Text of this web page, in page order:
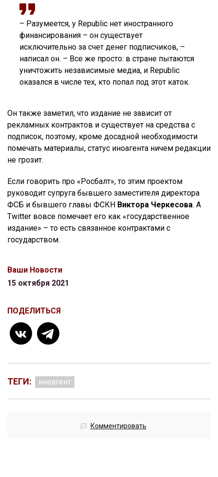
– Разумеется, у Republic нет иностранного
финансирования – он существует
исключительно за счет денег подписчиков, –
написал он. – Все же просто: в стране пытаются
уничтожить независимые медиа, и Republic
оказался в числе тех, кто попал под этот каток.
Он также заметил, что издание не зависит от
рекламных контрактов и существует на средства с
подписок, поэтому, кроме досадной необходимости
помечать материалы, статус иноагента ничем редакции
не грозит.
Если говорить про «Росбалт», то этим проектом
руководит супруга бывшего заместителя директора
ФСБ и бывшего главы ФСКН Виктора Черкесова. А
Twitter вовсе помечает его как «государственное
издание» – то есть связанное контрактами с
государством.
Ваши Новости
15 октября 2021
ПОДЕЛИТЬСЯ
ТЕГИ: иноагент
Комментировать